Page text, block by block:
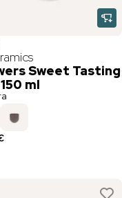
Sweet Tasting
ml